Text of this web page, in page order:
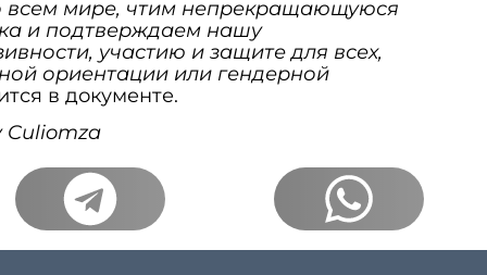
всем мире, чтим непрекращающуюся
и подтверждаем нашу
участию и защите для всех,
ориентации или гендерной
в документе.
Culiomza